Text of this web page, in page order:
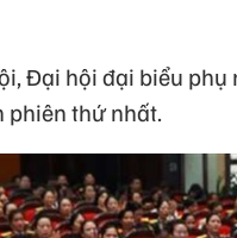
Đại hội đại biểu
phiên thứ nhất.